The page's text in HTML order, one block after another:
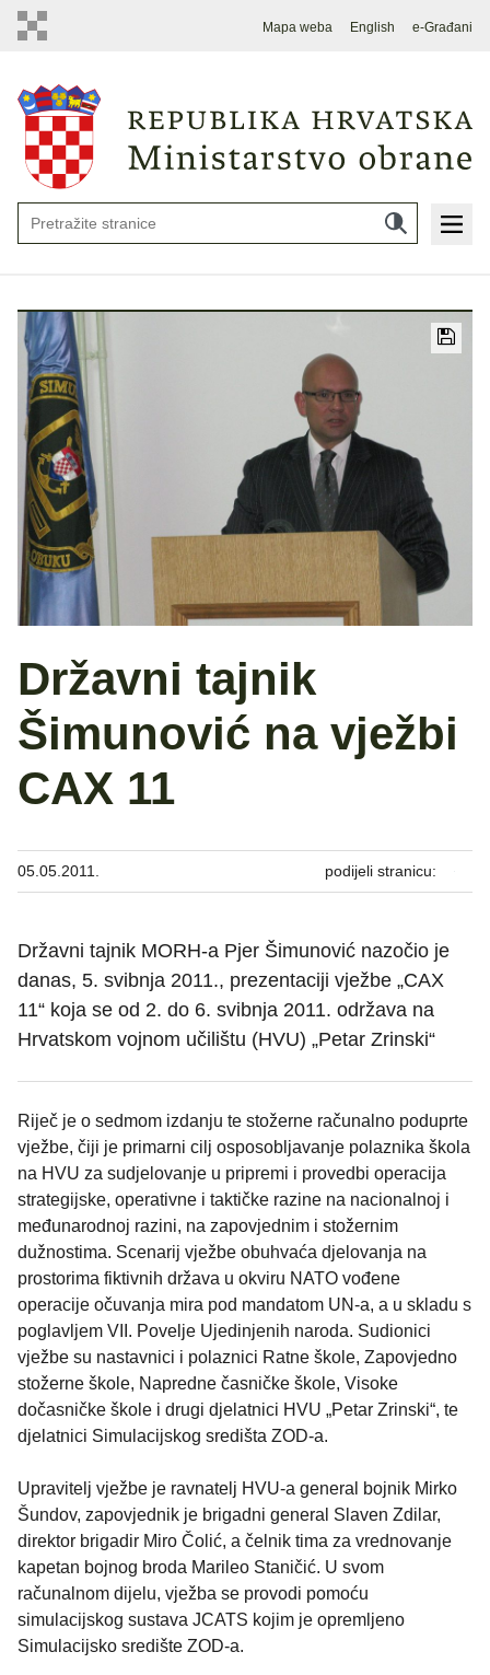
Mapa weba English e-Građani
Državni tajnik
Šimunović na vježbi
CAX 11
05.05.2011. podijeli stranicu:
Državni tajnik MORH-a Pjer Šimunović nazočio je
danas, 5. svibnja 2011., prezentaciji vježbe „CAX
11“ koja se od 2. do 6. svibnja 2011. održava na
Hrvatskom vojnom učilištu (HVU) „Petar Zrinski“
Riječ je o sedmom izdanju te stožerne računalno poduprte
vježbe, čiji je primarni cilj osposobljavanje polaznika škola
na HVU za sudjelovanje u pripremi i provedbi operacija
strategijske, operativne i taktičke razine na nacionalnoj i
međunarodnoj razini, na zapovjednim i stožernim
dužnostima. Scenarij vježbe obuhvaća djelovanja na
prostorima fiktivnih država u okviru NATO vođene
operacije očuvanja mira pod mandatom UN-a, a u skladu s
poglavljem VII. Povelje Ujedinjenih naroda. Sudionici
vježbe su nastavnici i polaznici Ratne škole, Zapovjedno
stožerne škole, Napredne časničke škole, Visoke
dočasničke škole i drugi djelatnici HVU „Petar Zrinski“, te
djelatnici Simulacijskog središta ZOD-a.
Upravitelj vježbe je ravnatelj HVU-a general bojnik Mirko
Šundov, zapovjednik je brigadni general Slaven Zdilar,
direktor brigadir Miro Čolić, a čelnik tima za vrednovanje
kapetan bojnog broda Marileo Staničić. U svom
računalnom dijelu, vježba se provodi pomoću
simulacijskog sustava JCATS kojim je opremljeno
Simulacijsko središte ZOD-a.